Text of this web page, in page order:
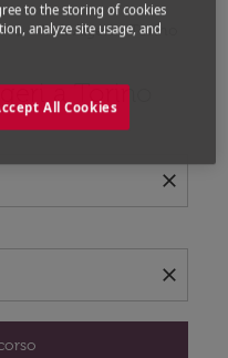
Voli Algeri - Torino
a Torino
close
close
(origine e/o
to the storing of cookies
analyze site usage, and
All Cookies